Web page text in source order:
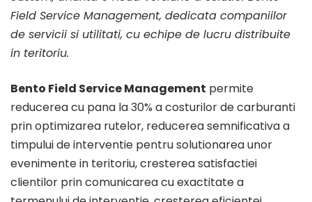
40%
prin
Bento
Field
Field Service Management, dedicata companiilor
de servicii si utilitati, cu echipe de lucru distribuite
in teritoriu.
Bento Field Service Management permite
reducerea cu pana la 30% a costurilor de carburanti
prin optimizarea rutelor, reducerea semnificativa a
timpului de interventie pentru solutionarea unor
evenimente in teritoriu, cresterea satisfactiei
clientilor prin comunicarea cu exactitate a